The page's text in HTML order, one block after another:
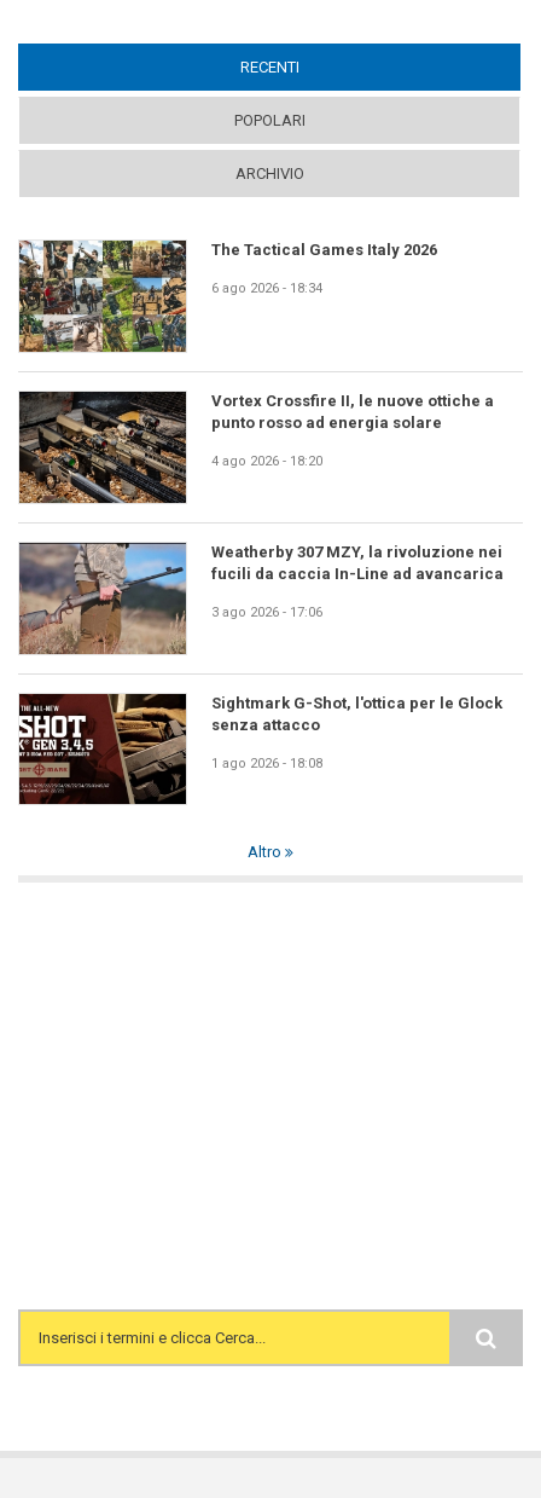
RECENTI
POPOLARI
ARCHIVIO
The Tactical Games Italy 2026
6 ago 2026 - 18:34
Vortex Crossfire II, le nuove ottiche a
punto rosso ad energia solare
4 ago 2026 - 18:20
Weatherby 307 MZY, la rivoluzione nei
fucili da caccia In-Line ad avancarica
3 ago 2026 - 17:06
Sightmark G-Shot, l'ottica per le Glock
senza attacco
1 ago 2026 - 18:08
Altro
Search form